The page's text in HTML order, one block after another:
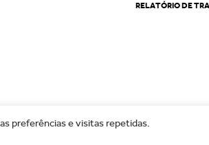
RELATÓRIO DE
preferências e visitas repetidas.